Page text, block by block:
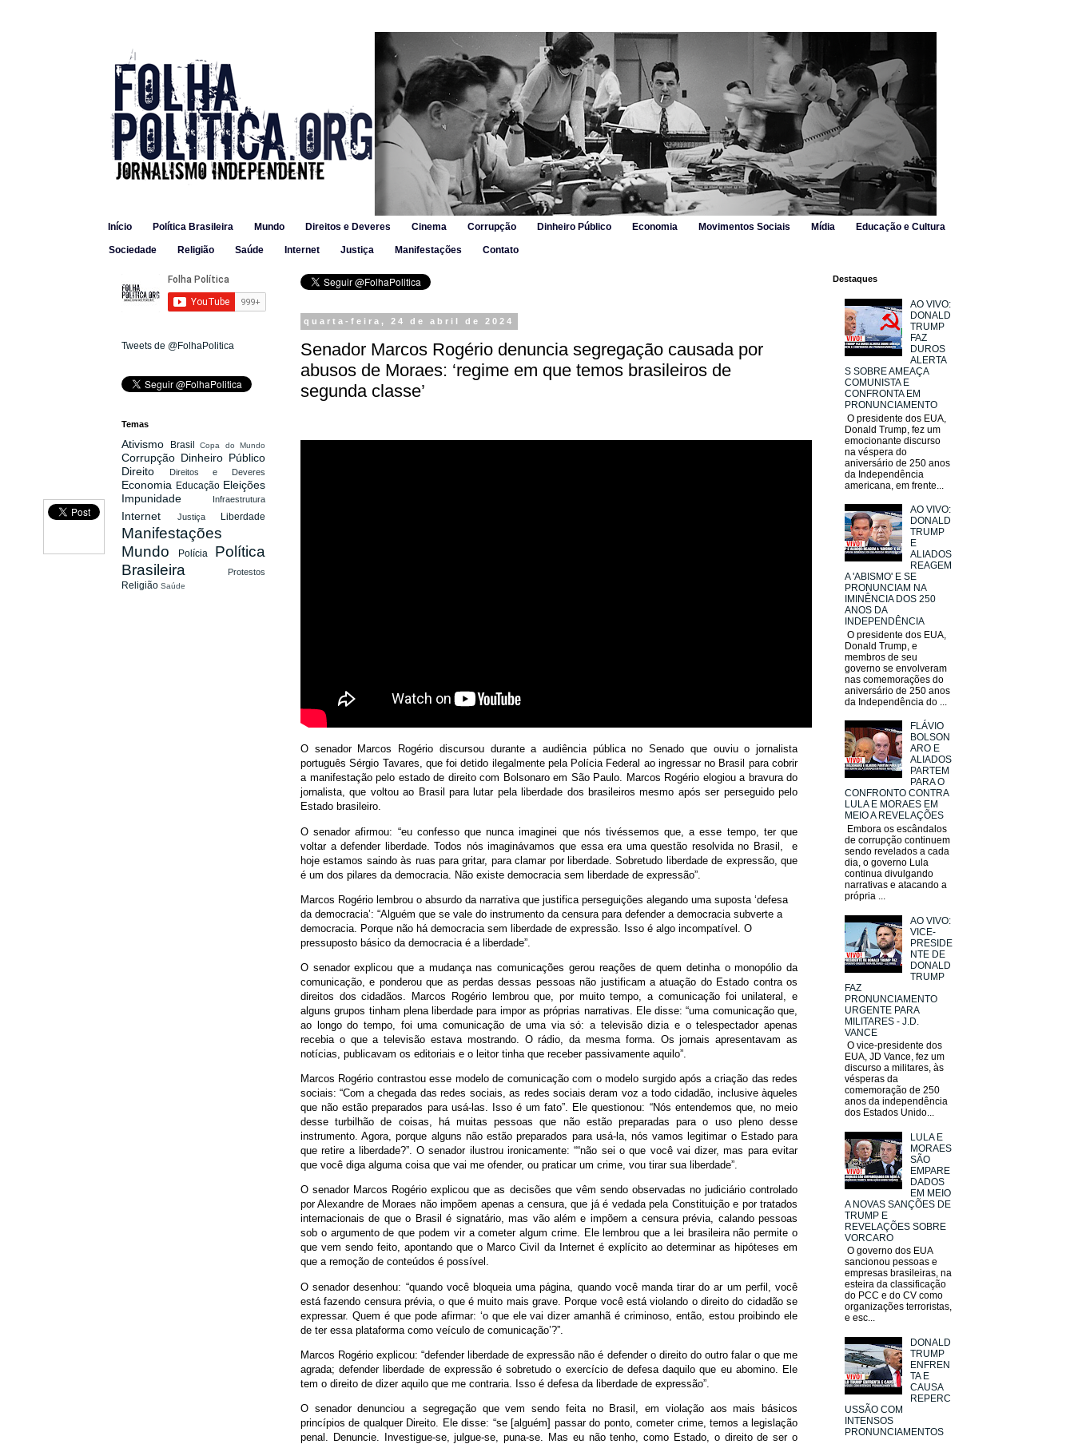
Início Política Brasileira Mundo Direitos e Deveres Cinema Corrupção Dinheiro Público Economia Movimentos Sociais Mídia Educação e Cultura
Sociedade Religião Saúde Internet Justiça Manifestações Contato
quarta-feira, 24 de abril de 2024
Senador Marcos Rogério denuncia segregação causada por
abusos de Moraes: ‘regime em que temos brasileiros de
segunda classe’
O senador Marcos Rogério discursou durante a audiência pública no Senado que ouviu o jornalista
português Sérgio Tavares, que foi detido ilegalmente pela Polícia Federal ao ingressar no Brasil para cobrir
a manifestação pelo estado de direito com Bolsonaro em São Paulo. Marcos Rogério elogiou a bravura do
jornalista, que voltou ao Brasil para lutar pela liberdade dos brasileiros mesmo após ser perseguido pelo
Estado brasileiro.
O senador afirmou: “eu confesso que nunca imaginei que nós tivéssemos que, a esse tempo, ter que
voltar a defender liberdade. Todos nós imaginávamos que essa era uma questão resolvida no Brasil, e
hoje estamos saindo às ruas para gritar, para clamar por liberdade. Sobretudo liberdade de expressão, que
é um dos pilares da democracia. Não existe democracia sem liberdade de expressão”.
Marcos Rogério lembrou o absurdo da narrativa que justifica perseguições alegando uma suposta ‘defesa
da democracia’: “Alguém que se vale do instrumento da censura para defender a democracia subverte a
democracia. Porque não há democracia sem liberdade de expressão. Isso é algo incompatível. O
pressuposto básico da democracia é a liberdade”.
O senador explicou que a mudança nas comunicações gerou reações de quem detinha o monopólio da
comunicação, e ponderou que as perdas dessas pessoas não justificam a atuação do Estado contra os
direitos dos cidadãos. Marcos Rogério lembrou que, por muito tempo, a comunicação foi unilateral, e
alguns grupos tinham plena liberdade para impor as próprias narrativas. Ele disse: “uma comunicação que,
ao longo do tempo, foi uma comunicação de uma via só: a televisão dizia e o telespectador apenas
recebia o que a televisão estava mostrando. O rádio, da mesma forma. Os jornais apresentavam as
notícias, publicavam os editoriais e o leitor tinha que receber passivamente aquilo”.
Marcos Rogério contrastou esse modelo de comunicação com o modelo surgido após a criação das redes
sociais: “Com a chegada das redes sociais, as redes sociais deram voz a todo cidadão, inclusive àqueles
que não estão preparados para usá-las. Isso é um fato”. Ele questionou: “Nós entendemos que, no meio
desse turbilhão de coisas, há muitas pessoas que não estão preparadas para o uso pleno desse
instrumento. Agora, porque alguns não estão preparados para usá-la, nós vamos legitimar o Estado para
que retire a liberdade?”. O senador ilustrou ironicamente: ““não sei o que você vai dizer, mas para evitar
que você diga alguma coisa que vai me ofender, ou praticar um crime, vou tirar sua liberdade”.
O senador Marcos Rogério explicou que as decisões que vêm sendo observadas no judiciário controlado
por Alexandre de Moraes não impõem apenas a censura, que já é vedada pela Constituição e por tratados
internacionais de que o Brasil é signatário, mas vão além e impõem a censura prévia, calando pessoas
sob o argumento de que podem vir a cometer algum crime. Ele lembrou que a lei brasileira não permite o
que vem sendo feito, apontando que o Marco Civil da Internet é explícito ao determinar as hipóteses em
que a remoção de conteúdos é possível.
O senador desenhou: “quando você bloqueia uma página, quando você manda tirar do ar um perfil, você
está fazendo censura prévia, o que é muito mais grave. Porque você está violando o direito do cidadão se
expressar. Quem é que pode afirmar: ‘o que ele vai dizer amanhã é criminoso, então, estou proibindo ele
de ter essa plataforma como veículo de comunicação’?”.
Marcos Rogério explicou: “defender liberdade de expressão não é defender o direito do outro falar o que me
agrada; defender liberdade de expressão é sobretudo o exercício de defesa daquilo que eu abomino. Ele
tem o direito de dizer aquilo que me contraria. Isso é defesa da liberdade de expressão”.
O senador denunciou a segregação que vem sendo feita no Brasil, em violação aos mais básicos
princípios de qualquer Direito. Ele disse: “se [alguém] passar do ponto, cometer crime, temos a legislação
penal. Denuncie. Investigue-se, julgue-se, puna-se. Mas eu não tenho, como Estado, o direito de ser o
Tweets de @FolhaPolitica
Temas
Ativismo Brasil Copa do Mundo
Corrupção Dinheiro Público
Direito
Direitos e Deveres
Economia Educação Eleições
Impunidade
Infraestrutura
Internet Justiça Liberdade
Manifestações
Mundo
Polícia Política
Brasileira
Protestos
Religião Saúde
Destaques
AO VIVO:
DONALD
TRUMP
FAZ
DUROS
ALERTA
S SOBRE AMEAÇA
COMUNISTA E
CONFRONTA EM
PRONUNCIAMENTO
O presidente dos EUA,
Donald Trump, fez um
emocionante discurso
na véspera do
aniversário de 250 anos
da Independência
americana, em frente...
AO VIVO:
DONALD
TRUMP
E
ALIADOS
REAGEM
A 'ABISMO' E SE
PRONUNCIAM NA
IMINÊNCIA DOS 250
ANOS DA
INDEPENDÊNCIA
O presidente dos EUA,
Donald Trump, e
membros de seu
governo se envolveram
nas comemorações do
aniversário de 250 anos
da Independência do ...
FLÁVIO
BOLSON
ARO E
ALIADOS
PARTEM
PARA O
CONFRONTO CONTRA
LULA E MORAES EM
MEIO A REVELAÇÕES
Embora os escândalos
de corrupção continuem
sendo revelados a cada
dia, o governo Lula
continua divulgando
narrativas e atacando a
própria ...
AO VIVO:
VICE-
PRESIDE
NTE DE
DONALD
TRUMP
FAZ
PRONUNCIAMENTO
URGENTE PARA
MILITARES - J.D.
VANCE
O vice-presidente dos
EUA, JD Vance, fez um
discurso a militares, às
vésperas da
comemoração de 250
anos da independência
dos Estados Unido...
LULA E
MORAES
SÃO
EMPARE
DADOS
EM MEIO
A NOVAS SANÇÕES DE
TRUMP E
REVELAÇÕES SOBRE
VORCARO
O governo dos EUA
sancionou pessoas e
empresas brasileiras, na
esteira da classificação
do PCC e do CV como
organizações terroristas,
e esc...
DONALD
TRUMP
ENFREN
TA E
CAUSA
REPERC
USSÃO COM
INTENSOS
PRONUNCIAMENTOS